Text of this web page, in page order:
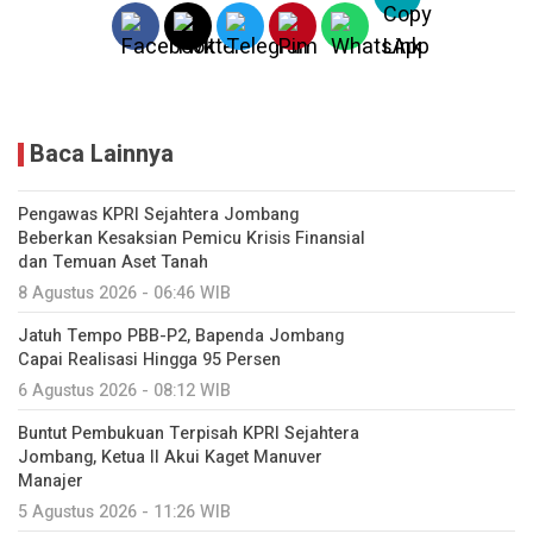
Baca Lainnya
Pengawas KPRI Sejahtera Jombang
Beberkan Kesaksian Pemicu Krisis Finansial
dan Temuan Aset Tanah
8 Agustus 2026 - 06:46 WIB
Jatuh Tempo PBB-P2, Bapenda Jombang
Capai Realisasi Hingga 95 Persen
6 Agustus 2026 - 08:12 WIB
Buntut Pembukuan Terpisah KPRI Sejahtera
Jombang, Ketua II Akui Kaget Manuver
Manajer
5 Agustus 2026 - 11:26 WIB